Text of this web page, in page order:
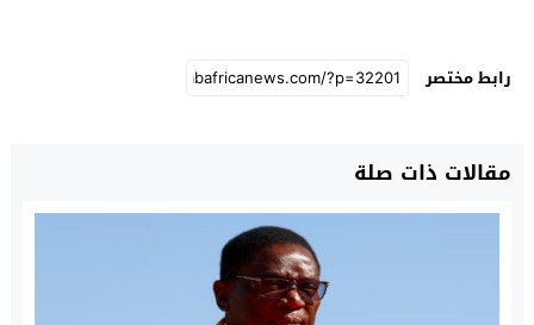
رابط مختصر
مقالات ذات صلة